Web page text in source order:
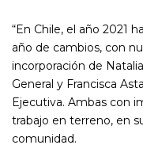
“En Chile, el año 2021
año de cambios, con
incorporación de
General y Francisca
Ejecutiva. Ambas con
trabajo en terreno, en
comunidad.